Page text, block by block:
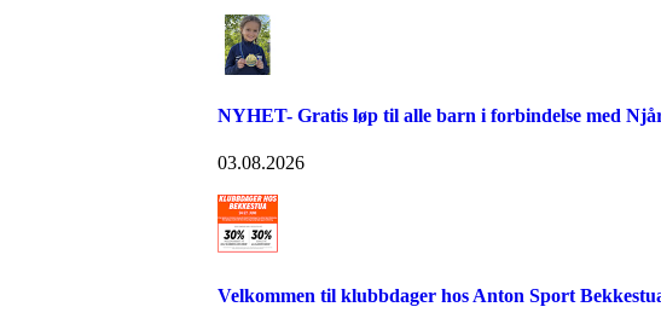
NYHET- Gratis løp til alle barn i forbindelse med
03.08.2026
Velkommen til klubbdager hos Anton Sport